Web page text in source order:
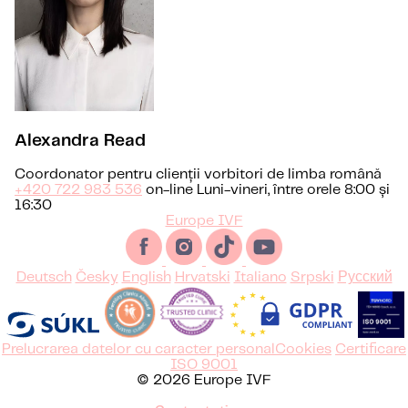
Alexandra Read
Coordonator pentru clienții vorbitori de limba română
+420 722 983 536 on-line Luni-vineri, între orele 8:00 și
16:30
Europe IVF
Deutsch Česky English Hrvatski Italiano Srpski Русский
Prelucrarea datelor cu caracter personal Cookies Certificare
ISO 9001
© 2026 Europe IVF